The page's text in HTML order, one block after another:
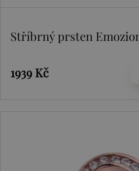
Stříbrný prsten
1939 Kč